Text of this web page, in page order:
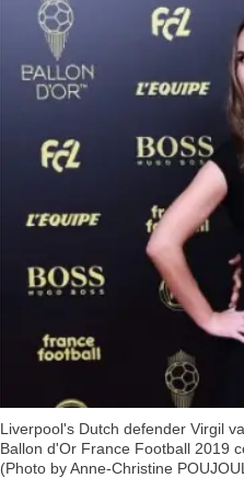
Liverpool's Dutch defender Virgil
Ballon d'Or France Football 2019
(Photo by Anne-Christine